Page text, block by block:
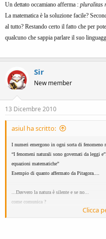
Un dettato occamiano afferma : pluralitas
La matematica è la soluzione facile?
al tutto? Restando certo il fatto che per
qualcuno che sappia parlare il suo
Sir
New member
13 Dicembre 2010
asiul ha scritto:
I numeri emergono in ogni sorta di fenomeno
“I fenomeni naturali sono governati da leggi
equazioni matematiche”
Esempio di quanto affermato da Pitagora....
...Davvero la natura è silente e se no...
come comunica ?
Forse suggerendoci di usare i numeri per
Clicca